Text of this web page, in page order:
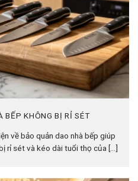
BẾP KHÔNG BỊ RỈ SÉT
về bảo quản dao nhà bếp giúp
rỉ sét và kéo dài tuổi thọ của [...]